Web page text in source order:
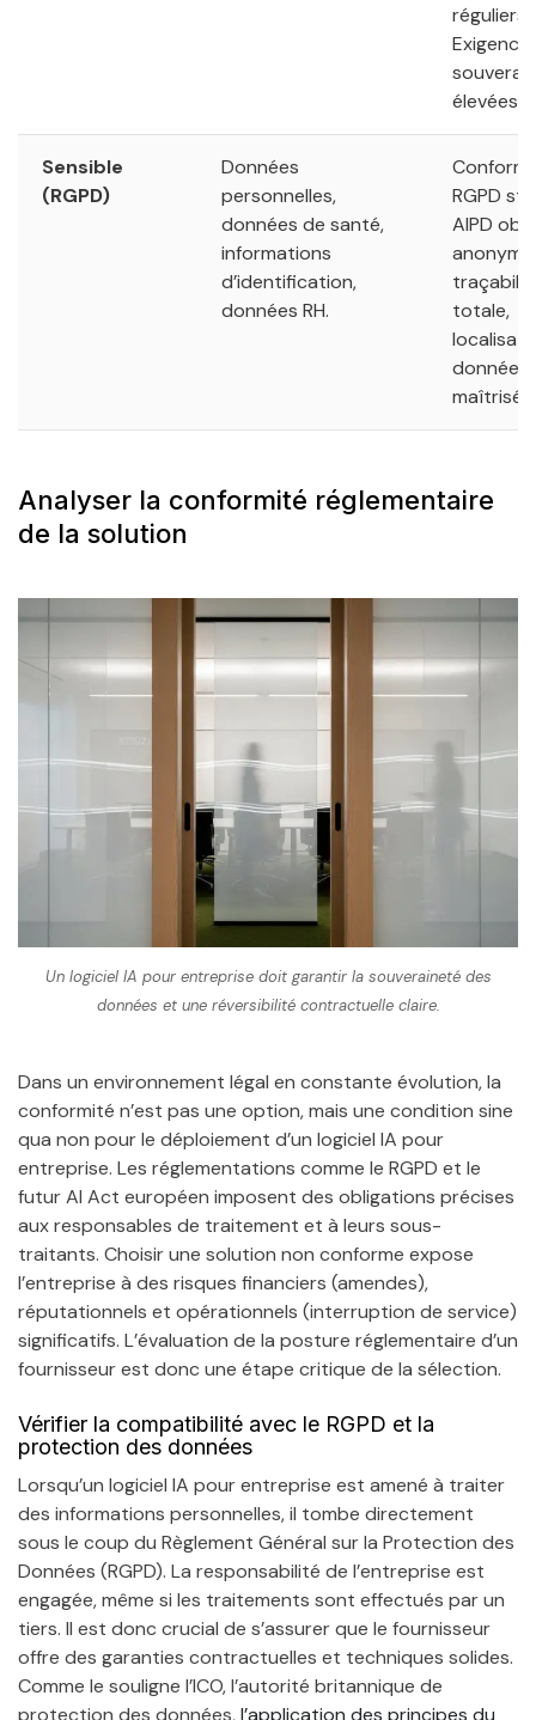
réguliers.
élevées.
Sensible
(RGPD)
Données
personnelles,
données de santé,
informations
d’identification,
données RH.
RGPD
AIPD
totale,
données
maîtrisée.
Analyser la conformité réglementaire
de la solution
Un logiciel IA pour entreprise doit garantir la souveraineté des
données et une réversibilité contractuelle claire.
Dans un environnement légal en constante évolution, la
conformité n’est pas une option, mais une condition sine
qua non pour le déploiement d’un logiciel IA pour
entreprise. Les réglementations comme le RGPD et le
futur AI Act européen imposent des obligations précises
aux responsables de traitement et à leurs sous-
traitants. Choisir une solution non conforme expose
l’entreprise à des risques financiers (amendes),
réputationnels et opérationnels (interruption de service)
significatifs. L’évaluation de la posture réglementaire d’un
fournisseur est donc une étape critique de la sélection.
Vérifier la compatibilité avec le RGPD et la
protection des données
Lorsqu’un logiciel IA pour entreprise est amené à traiter
des informations personnelles, il tombe directement
sous le coup du Règlement Général sur la Protection des
Données (RGPD). La responsabilité de l’entreprise est
engagée, même si les traitements sont effectués par un
tiers. Il est donc crucial de s’assurer que le fournisseur
offre des garanties contractuelles et techniques solides.
Comme le souligne l’ICO, l’autorité britannique de
protection des données,l’application des principes du